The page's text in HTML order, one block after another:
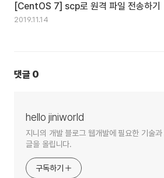
[CentOS 7] scp로 원격 파일 전송하기
2019.11.14
댓글 0
hello jiniworld
지니의 개발 블로그 웹개발에 필요한 기술과
글을 올립니다.
구독하기